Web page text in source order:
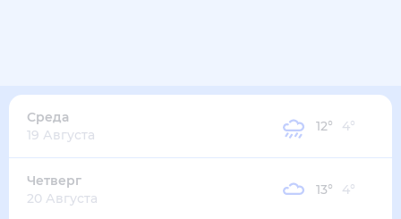
Среда
19 Августа
12° 4°
Четверг
20 Августа
13° 4°